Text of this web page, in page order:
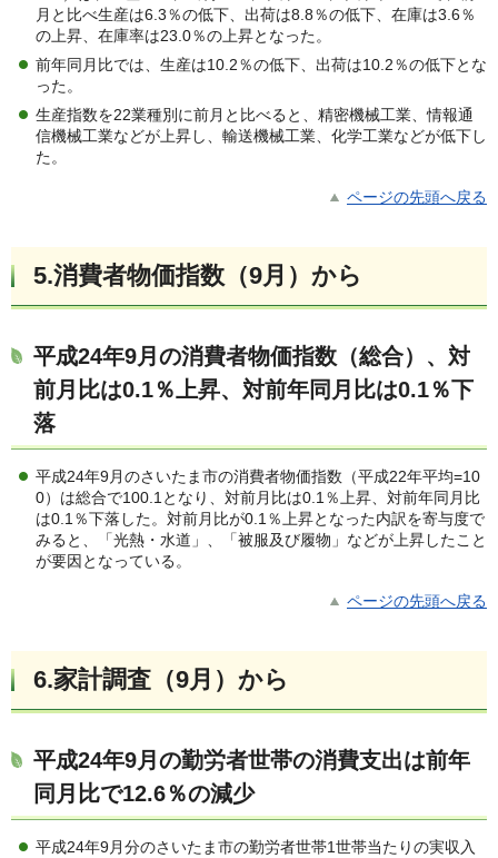
月と比べ生産は6.3％の低下、出荷は8.8％の低下、在庫は3.6％
の上昇、在庫率は23.0％の上昇となった。
前年同月比では、生産は10.2％の低下、出荷は10.2％の低下とな
った。
生産指数を22業種別に前月と比べると、精密機械工業、情報通
信機械工業などが上昇し、輸送機械工業、化学工業などが低下し
た。
ページの先頭へ戻る
5.消費者物価指数（9月）から
平成24年9月の消費者物価指数（総合）、対
前月比は0.1％上昇、対前年同月比は0.1％下
落
平成24年9月のさいたま市の消費者物価指数（平成22年平均=10
0）は総合で100.1となり、対前月比は0.1％上昇、対前年同月比
は0.1％下落した。対前月比が0.1％上昇となった内訳を寄与度で
みると、「光熱・水道」、「被服及び履物」などが上昇したこと
が要因となっている。
ページの先頭へ戻る
6.家計調査（9月）から
平成24年9月の勤労者世帯の消費支出は前年
同月比で12.6％の減少
平成24年9月分のさいたま市の勤労者世帯1世帯当たりの実収入